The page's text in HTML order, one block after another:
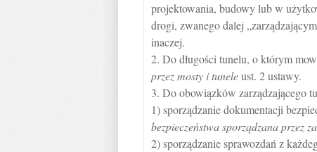
projektowania, budowy lub w
drogi, zwanego dalej
inaczej.
2. Do długości tunelu, o którym
przez mosty i tuneleust. 2 ustawy.
3. Do obowiązków zarządzającego
1) sporządzanie dokumentacji
bezpieczeństwa sporządzana przez
2) sporządzanie sprawozdań z